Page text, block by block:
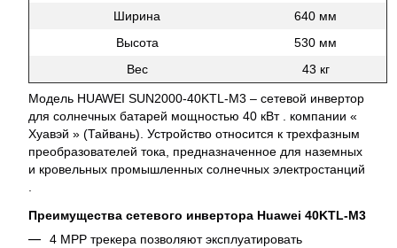
Ширина
640 мм
Высота
530 мм
Вес
43 кг
Модель HUAWEI SUN2000-40KTL-M3 – сетевой инвертор
для солнечных батарей мощностью 40 кВт . компании «
Хуавэй » (Тайвань). Устройство относится к трехфазным
преобразователей тока, предназначенное для наземных
и кровельных промышленных солнечных электростанций
Преимущества сетевого инвертора Huawei 40KTL-M3
4 МРР трекера позволяют эксплуатировать